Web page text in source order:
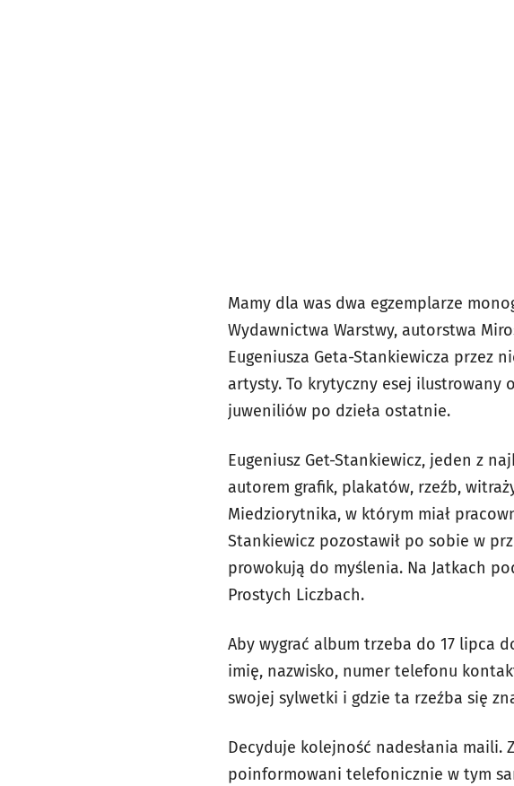
Mamy dla was dwa egzemplarze
Wydawnictwa Warstwy, autorstwa
Eugeniusza Geta-Stankiewicza przez
artysty. To krytyczny esej ilustrowany
juweniliów po dzieła ostatnie.
Eugeniusz Get-Stankiewicz, jeden z
autorem grafik, plakatów, rzeźb,
Miedziorytnika, w którym miał
Stankiewicz pozostawił po sobie w
prowokują do myślenia. Na Jatkach
Prostych Liczbach.
Aby wygrać album trzeba do 17 lipca
imię, nazwisko, numer telefonu
swojej sylwetki i gdzie ta rzeźba się
Decyduje kolejność nadesłania maili.
poinformowani telefonicznie w tym